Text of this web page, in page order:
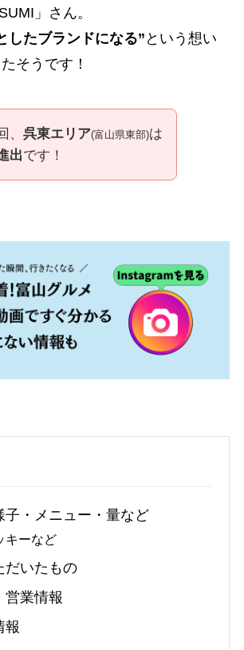
」さん。
したブランドになる” という想い
そうです！
、 呉東エリア(富山県東部)は
出です！
子・メニュー・量など
キーなど
だいたもの
営業情報
報